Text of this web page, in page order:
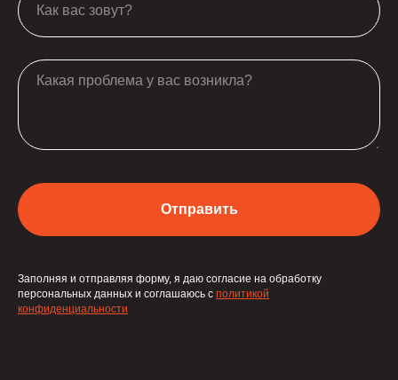
Отправить
Заполняя и отправляя форму, я даю согласие на обработку
персональных данных и соглашаюсь с политикой
конфиденциальности